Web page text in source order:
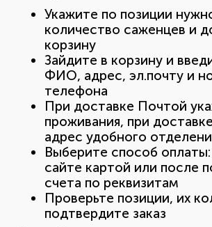
Укажите по позиции
количество саженцев и
корзину
Зайдите в корзину и
ФИО, адрес, эл.почту и
телефона
При доставке Почтой
проживания, при
адрес удобного
Выберите способ
сайте картой или после
счета по реквизитам
Проверьте позиции, их
подтвердите заказ